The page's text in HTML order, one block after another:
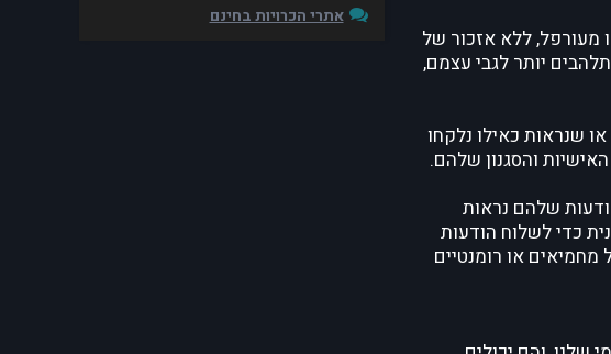
מעורפל, ללא אזכור של
יותר לגבי עצמם,
שנראות כאילו נלקחו
והסגנון שלהם.
שלהם נראות
כדי לשלוח הודעות
או רומנטיים
אתרי הכרויות בחינם